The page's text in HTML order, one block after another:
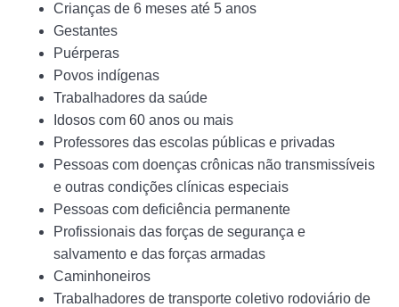
Crianças de 6 meses até 5 anos
Gestantes
Puérperas
Povos indígenas
Trabalhadores da saúde
Idosos com 60 anos ou mais
Professores das escolas públicas e privadas
Pessoas com doenças crônicas não transmissíveis
e outras condições clínicas especiais
Pessoas com deficiência permanente
Profissionais das forças de segurança e
salvamento e das forças armadas
Caminhoneiros
Trabalhadores de transporte coletivo rodoviário de